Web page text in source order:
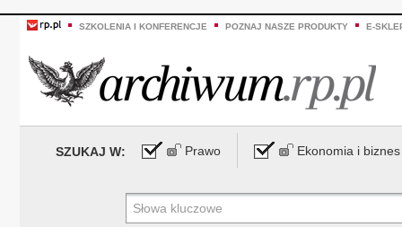
SZKOLENIA I KONFERENCJE POZNAJ NASZE PRODUKTY E-
SZUKAJ W: Prawo Ekonomia i biznes